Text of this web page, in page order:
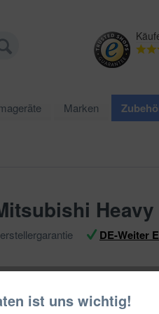
Marken
ist uns wichtig!
Heavy
DE-Weiter
239,99